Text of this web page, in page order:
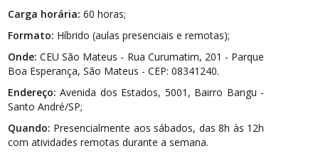
Carga horária: 60 horas;
Formato: Híbrido (aulas presenciais e remotas);
Onde:CEU São Mateus - Rua Curumatim, 201 - Parque
Boa Esperança, São Mateus - CEP: 08341240.
Endereço: Avenida dos Estados, 5001, Bairro Bangu -
Santo André/SP;
Quando: Presencialmente aos sábados, das 8h às 12h
com atividades remotas durante a semana.